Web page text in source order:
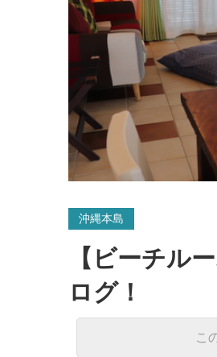
沖縄本島
【ビーチル
ログ！
こ